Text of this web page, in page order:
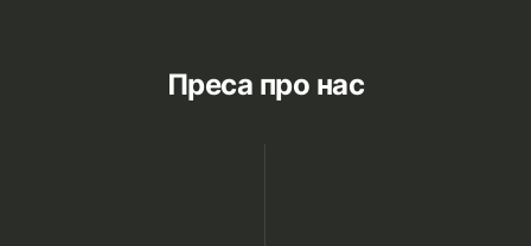
Преса про нас